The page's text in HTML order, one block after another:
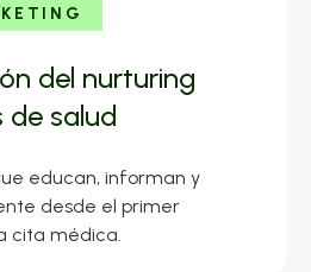
del nurturing
de salud
educan, informan y
desde el primer
cita médica.